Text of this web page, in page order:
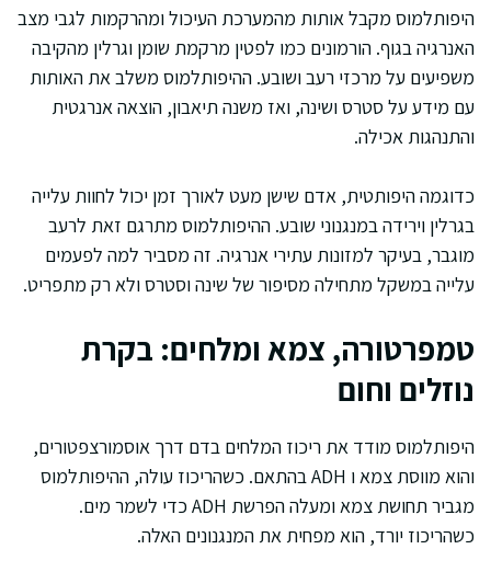
היפותלמוס מקבל אותות מהמערכת העיכול ומהרקמות לגבי מצב
האנרגיה בגוף. הורמונים כמו לפטין מרקמת שומן וגרלין מהקיבה
משפיעים על מרכזי רעב ושובע. ההיפותלמוס משלב את האותות
עם מידע על סטרס ושינה, ואז משנה תיאבון, הוצאה אנרגטית
והתנהגות אכילה.
כדוגמה היפותטית, אדם שישן מעט לאורך זמן יכול לחוות עלייה
בגרלין וירידה במנגנוני שובע. ההיפותלמוס מתרגם זאת לרעב
מוגבר, בעיקר למזונות עתירי אנרגיה. זה מסביר למה לפעמים
עלייה במשקל מתחילה מסיפור של שינה וסטרס ולא רק מתפריט.
טמפרטורה, צמא ומלחים: בקרת
נוזלים וחום
היפותלמוס מודד את ריכוז המלחים בדם דרך אוסמורצפטורים,
והוא מווסת צמא ו ADH בהתאם. כשהריכוז עולה, ההיפותלמוס
מגביר תחושת צמא ומעלה הפרשת ADH כדי לשמר מים.
כשהריכוז יורד, הוא מפחית את המנגנונים האלה.